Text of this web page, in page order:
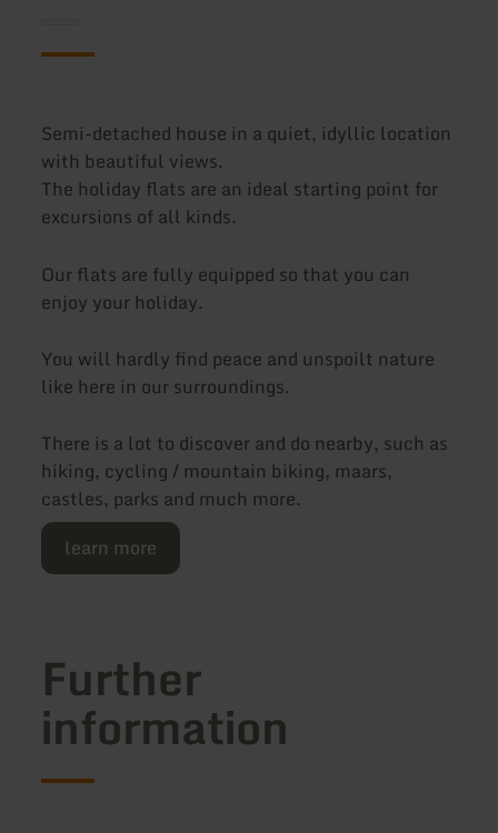
Semi-detached house in a quiet, idyllic location
with beautiful views.
The holiday flats are an ideal starting point for
excursions of all kinds.
Our flats are fully equipped so that you can
enjoy your holiday.
You will hardly find peace and unspoilt nature
like here in our surroundings.
There is a lot to discover and do nearby, such as
hiking, cycling / mountain biking, maars,
castles, parks and much more.
learn more
Further
information